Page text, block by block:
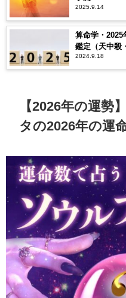
2025.9.14
算命学・2025
鑑定（天中殺
運や仕事運な
2024.9.18
【2026年の運勢
タの2026年の運